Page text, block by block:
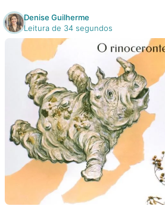
Denise Guilherme
Leitura de 34 segundos